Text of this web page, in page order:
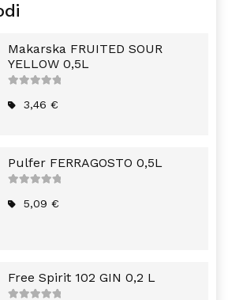
Makarska FRUITED SOUR
YELLOW 0,5L
5
3,46€
Pulfer FERRAGOSTO 0,5L
5
5,09€
Free Spirit 102 GIN 0,2 L